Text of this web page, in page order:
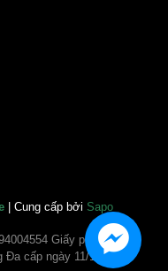
| Cung cấp bởi Sapo
Giấy phép ĐKKD
cấp ngày 11/11/2020